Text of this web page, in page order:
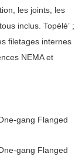
les joints, les
inclus. Topélé’ ;
filetages internes
NEMA et